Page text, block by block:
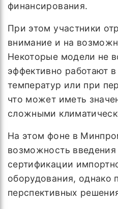
финансирования.
При этом участники
внимание и на
Некоторые модели не
эффективно работают
температур или при
что может иметь
сложными
На этом фоне в
возможность введения
сертификации
оборудования, однако
перспективных